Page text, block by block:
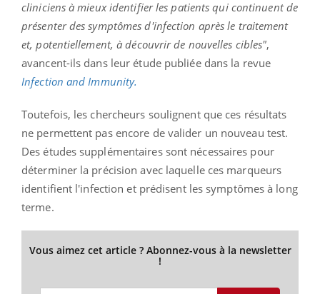
cliniciens à mieux identifier les patients qui continuent de
présenter des symptômes d'infection après le traitement
et, potentiellement, à découvrir de nouvelles cibles",
avancent-ils dans leur étude publiée dans la revue
Infection and Immunity.
Toutefois, les chercheurs soulignent que ces résultats
ne permettent pas encore de valider un nouveau test.
Des études supplémentaires sont nécessaires pour
déterminer la précision avec laquelle ces marqueurs
identifient l'infection et prédisent les symptômes à long
terme.
Vous aimez cet article ? Abonnez-vous à la newsletter
!